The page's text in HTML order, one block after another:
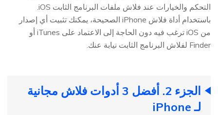
التحكم والخيارات عند فلاش ملفات البرنامج الثابت iOS.
باستخدام أداة فلاش iPhone الصحيحة، يمكنك تثبيت أي إصدار
من iOS ترغب فيه دون الحاجة إلى الاعتماد على iTunes أو
Finder لفلاش البرنامج الثابت نيابة عنك.
الجزء 2. أفضل 3 أدوات فلاش مجانية
لـ iPhone